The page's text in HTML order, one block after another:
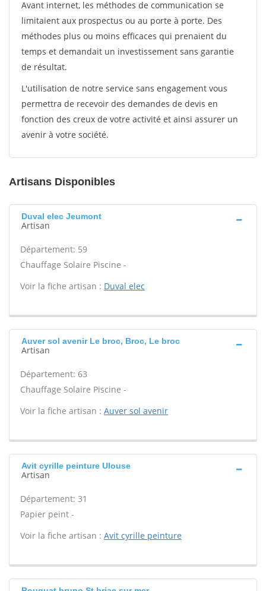
Avant internet, les méthodes de communication se
limitaient aux prospectus ou au porte à porte. Des
méthodes plus ou moins efficaces qui prenaient du
temps et demandait un investissement sans garantie
de résultat.
L'utilisation de notre service sans engagement vous
permettra de recevoir des demandes de devis en
fonction des creux de votre activité et ainsi assurer un
avenir à votre société.
Artisans Disponibles
Duval elec Jeumont
Artisan
Département: 59
Chauffage Solaire Piscine -
Voir la fiche artisan : Duval elec
Auver sol avenir Le broc, Broc, Le broc
Artisan
Département: 63
Chauffage Solaire Piscine -
Voir la fiche artisan : Auver sol avenir
Avit cyrille peinture Ulouse
Artisan
Département: 31
Papier peint -
Voir la fiche artisan : Avit cyrille peinture